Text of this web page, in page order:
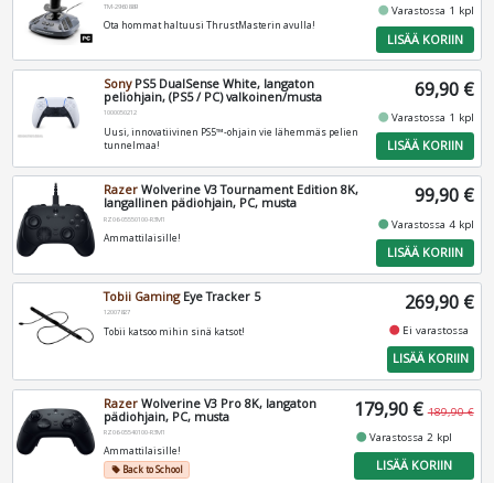
TM-2960889
Ota hommat haltuusi ThrustMasterin avulla!
fiber_manual_recordVarastossa 1 kpl
LISÄÄ KORIIN
SonyPS5 DualSense White, langaton
peliohjain, (PS5 / PC) valkoinen/musta
1000050212
Uusi, innovatiivinen PS5™-ohjain vie lähemmäs pelien
tunnelmaa!
69,90 €
fiber_manual_recordVarastossa 1 kpl
LISÄÄ KORIIN
Razer Wolverine V3 Tournament Edition 8K,
langallinen pädiohjain, PC, musta
RZ06-05550100-R3M1
Ammattilaisille!
99,90 €
fiber_manual_recordVarastossa 4 kpl
LISÄÄ KORIIN
Tobii GamingEye Tracker 5
12007827
Tobii katsoo mihin sinä katsot!
269,90 €
fiber_manual_record Ei varastossa
LISÄÄ KORIIN
Razer Wolverine V3 Pro 8K, langaton
pädiohjain, PC, musta
RZ06-05540100-R3M1
Ammattilaisille!
local_offerBack to School
179,90 € 189,90 €
fiber_manual_recordVarastossa 2 kpl
LISÄÄ KORIIN